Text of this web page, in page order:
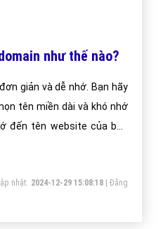
như thế nào?
giản và dễ nhớ. Bạn hãy
tên miền dài và khó nhớ
đến tên website của bạn
nhật: 2024-12-29 15:08:18|Đăng